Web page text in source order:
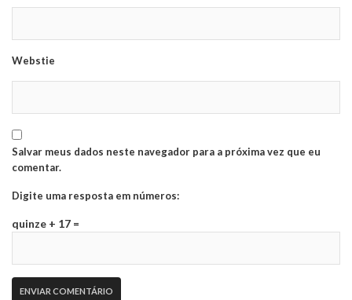
Webstie
Salvar meus dados neste navegador para a próxima vez que eu
comentar.
Digite uma resposta em números:
quinze + 17 =